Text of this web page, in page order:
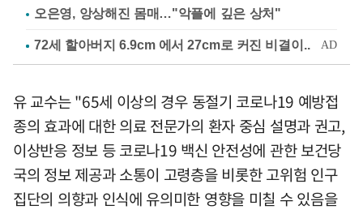
오은영, 앙상해진 몸매…"악플에 깊은 상처"
유 교수는 "65세 이상의 경우 동절기 코로나19 예방접
종의 효과에 대한 의료 전문가의 환자 중심 설명과 권고,
이상반응 정보 등 코로나19 백신 안전성에 관한 보건당
국의 정보 제공과 소통이 고령층을 비롯한 고위험 인구
집단의 의향과 인식에 유의미한 영향을 미칠 수 있음을